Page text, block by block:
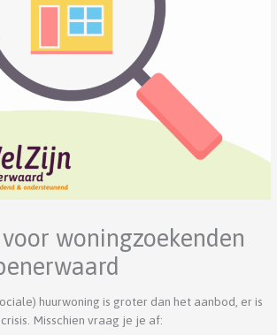
woningzoekenden
huurwoning is groter dan het aanbod, er is
Misschien vraag je je af: